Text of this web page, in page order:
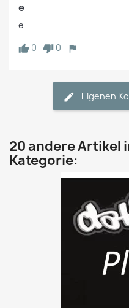
e
e
0
0
Eigenen
20 andere Artikel
Kategorie: